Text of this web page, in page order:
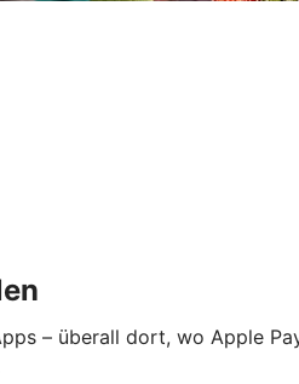
– überall dort, wo Apple